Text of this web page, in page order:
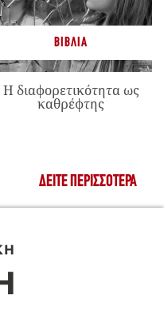
ΒΙΒΛΊΑ
Η διαφορετικότητα ως
καθρέφτης
ΔΕΊΤΕ ΠΕΡΙΣΣΌΤΕΡΑ